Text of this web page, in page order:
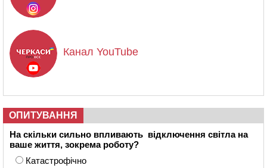
Канал YouTube
ОПИТУВАННЯ
На скільки сильно впливають відключення світла на
ваше життя, зокрема роботу?
Катастрофічно